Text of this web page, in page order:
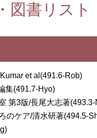
図書リスト
et al(491.6-Rob)
集(491.7-Hyo)
第3版/長尾大志著(493.3-
のケア/清水研著(494.5-